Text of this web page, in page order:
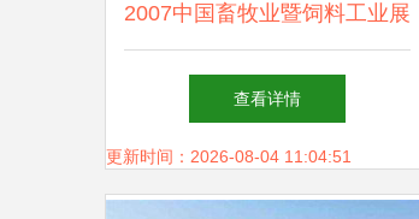
2007中国畜牧业暨饲料工业展
览会 行业创新与合作共赢的
年华
查看详情
更新时间：2026-08-04 11:04:51